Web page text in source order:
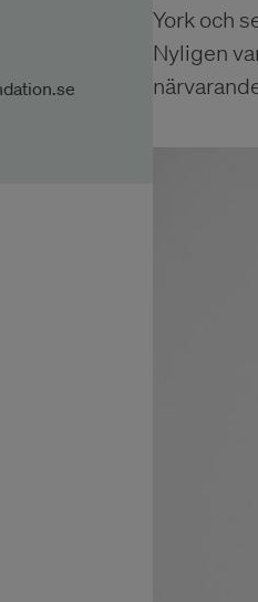
York och
Nyligen